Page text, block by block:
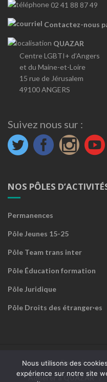
02 41 88 87 49
Contactez-nous
QUAZAR
Centre LGBTI+ d’Angers
et du Maine-et-Loire
15 rue de Jérusalem
49100 ANGERS
Suivez nous sur :
NOS PÔLES
Permanences
Pôle Jeunes 15-25
Pôle Team trans inter
Pôle Éducation formation
Pôle Juridique
Pôle Droits des étranger·es
Accueil
Devenir
Adhérer à QUAZAR
Nous utilisons des
expérience sur notre site